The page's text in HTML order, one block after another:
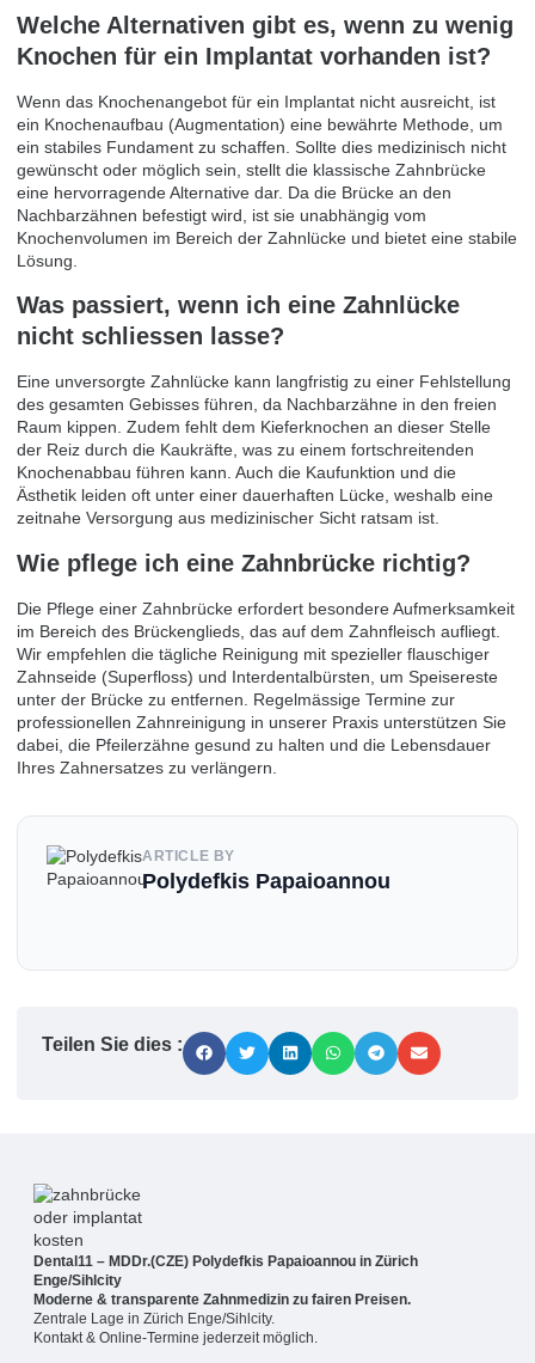
Welche Alternativen gibt es, wenn zu wenig
Knochen für ein Implantat vorhanden ist?
Wenn das Knochenangebot für ein Implantat nicht ausreicht, ist
ein Knochenaufbau (Augmentation) eine bewährte Methode, um
ein stabiles Fundament zu schaffen. Sollte dies medizinisch nicht
gewünscht oder möglich sein, stellt die klassische Zahnbrücke
eine hervorragende Alternative dar. Da die Brücke an den
Nachbarzähnen befestigt wird, ist sie unabhängig vom
Knochenvolumen im Bereich der Zahnlücke und bietet eine stabile
Lösung.
Was passiert, wenn ich eine Zahnlücke
nicht schliessen lasse?
Eine unversorgte Zahnlücke kann langfristig zu einer Fehlstellung
des gesamten Gebisses führen, da Nachbarzähne in den freien
Raum kippen. Zudem fehlt dem Kieferknochen an dieser Stelle
der Reiz durch die Kaukräfte, was zu einem fortschreitenden
Knochenabbau führen kann. Auch die Kaufunktion und die
Ästhetik leiden oft unter einer dauerhaften Lücke, weshalb eine
zeitnahe Versorgung aus medizinischer Sicht ratsam ist.
Wie pflege ich eine Zahnbrücke richtig?
Die Pflege einer Zahnbrücke erfordert besondere Aufmerksamkeit
im Bereich des Brückenglieds, das auf dem Zahnfleisch aufliegt.
Wir empfehlen die tägliche Reinigung mit spezieller flauschiger
Zahnseide (Superfloss) und Interdentalbürsten, um Speisereste
unter der Brücke zu entfernen. Regelmässige Termine zur
professionellen Zahnreinigung in unserer Praxis unterstützen Sie
dabei, die Pfeilerzähne gesund zu halten und die Lebensdauer
Ihres Zahnersatzes zu verlängern.
ARTICLE BY
Polydefkis Papaioannou
Teilen Sie dies :
Dental11 – MDDr.(CZE) Polydefkis Papaioannou in Zürich
Enge/Sihlcity
Moderne & transparente Zahnmedizin zu fairen Preisen.
Zentrale Lage in Zürich Enge/Sihlcity.
Kontakt & Online-Termine jederzeit möglich.